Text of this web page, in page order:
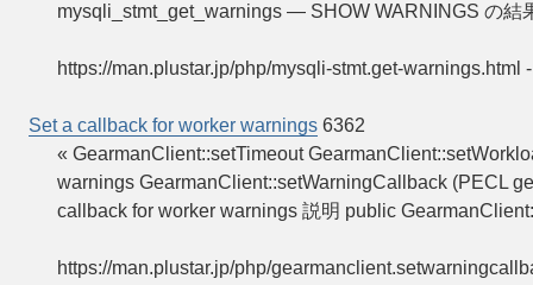
mysqli_stmt_get_warnings — SHOW WARNINGS の結
https://man.plustar.jp/php/mysqli-stmt.get-warnings.html
Set a callback for worker warnings 6362
« GearmanClient::setTimeout
warnings GearmanClient::setWarningCallback (PECL
callback for worker warnings 説明 public
https://man.plustar.jp/php/